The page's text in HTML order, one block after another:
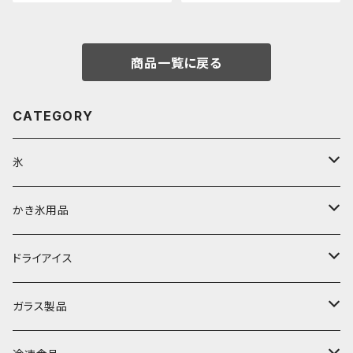
商品一覧に戻る
CATEGORY
氷
富士天然水の氷
丸氷
直径70mm
直径65mm
角氷
かき氷用品
かき氷シロップ
無果汁1.8Lパック
無果汁1Lパック
かき氷機・かき氷器
ドライアイス
ドライアイス3ｋｇ
ガラス製品